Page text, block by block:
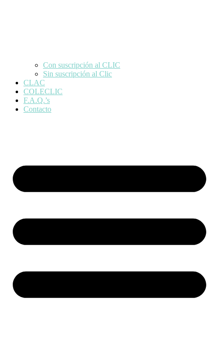
Con suscripción al CLIC
Sin suscripción al Clic
CLAC
COLECLIC
F.A.Q.’s
Contacto